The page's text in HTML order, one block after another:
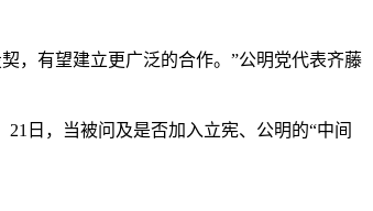
，有望建立更广泛的合作。”公明党代表齐藤
日，当被问及是否加入立宪、公明的“中间